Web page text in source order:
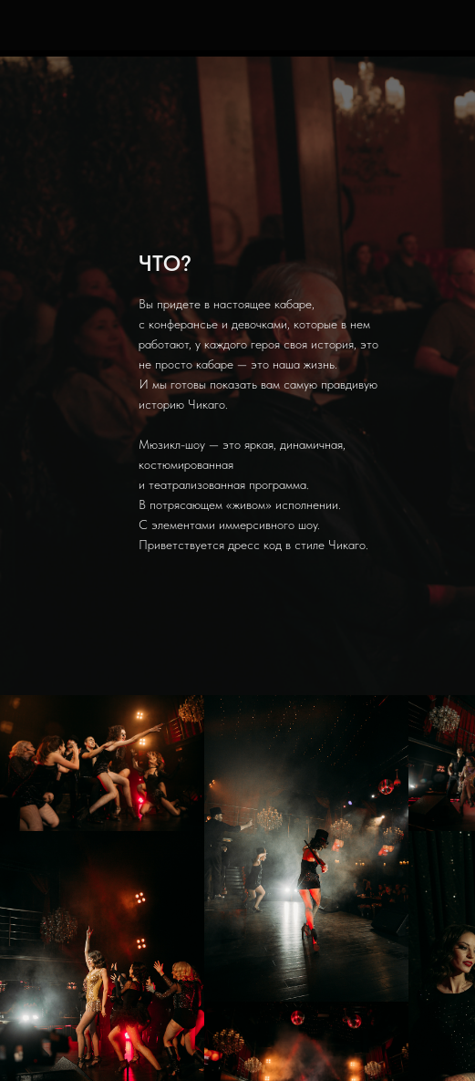
Вы придете в настоящее кабаре,
с конферансье и девочками, которые в нем
работают, у каждого героя своя история, это
не просто кабаре — это наша жизнь.
И мы готовы показать вам самую правдивую
историю Чикаго.
Мюзикл-шоу — это яркая, динамичная,
костюмированная
и театрализованная программа.
В потрясающем «живом» исполнении.
С элементами иммерсивного шоу.
Приветствуется дресс код в стиле Чикаго.
ЧТО?